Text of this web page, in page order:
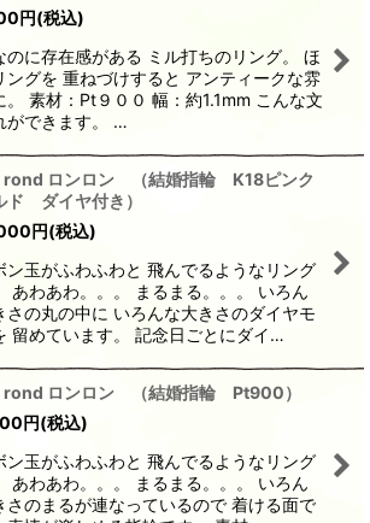
円(税込)
のに存在感がある ミル打ちのリング。 ほ
ングを 重ねづけすると アンティークな雰
。 素材：Pt９００ 幅：約1.1mm こんな文
ができます。 …
rond ロンロン （結婚指輪 K18ピンク
ド ダイヤ付き）
円(税込)
ン玉がふわふわと 飛んでるようなリング
あわあわ。。。 まるまる。。。 いろん
さの丸の中に いろんな大きさのダイヤモ
留めています。 記念日ごとにダイ…
rond ロンロン （結婚指輪 Pt900）
円(税込)
ン玉がふわふわと 飛んでるようなリング
あわあわ。。。 まるまる。。。 いろん
さのまるが連なっているので 着ける面で